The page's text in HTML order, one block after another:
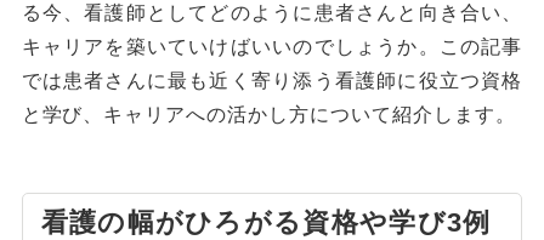
る今、看護師としてどのように患者さんと向き合い、
キャリアを築いていけばいいのでしょうか。この記事
では患者さんに最も近く寄り添う看護師に役立つ資格
と学び、キャリアへの活かし方について紹介します。
看護の幅がひろがる資格や学び3例